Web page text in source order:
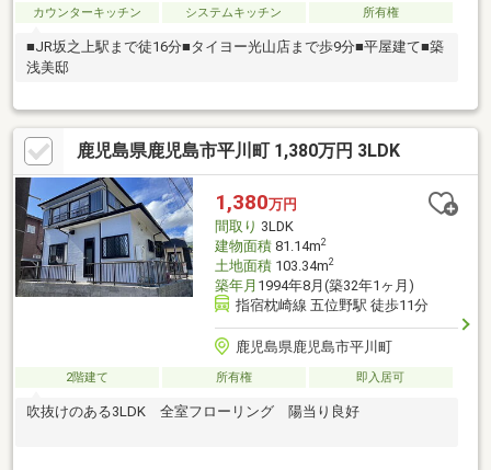
カウンターキッチン
システムキッチン 所有権
■JR坂之上駅まで徒16分■タイヨー光山店まで歩9分■平屋建て■築
浅美邸
鹿児島県鹿児島市平川町 1,380万円 3LDK
1,380万円
間取り 3LDK
建物面積81.14m2
土地面積103.34m2
築年月 1994年8月(築32年1ヶ月)
指宿枕崎線 五位野駅 徒歩11分
鹿児島県鹿児島市平川町
2階建て 所有権 即入居可
吹抜けのある3LDK 全室フローリング 陽当り良好